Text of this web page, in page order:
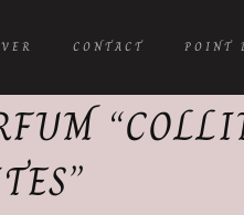
CONTACT POINT